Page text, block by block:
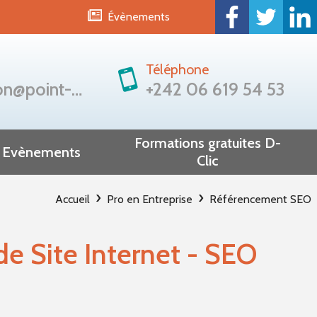
Évènements
congo.formation@point-sys.com
Téléphone
+242 06 619 54 53
Evènements
Formations gratuites D-
Clic
Brazzaville
Accueil Pro en Entreprise Référencement SEO
Site Internet - SEO